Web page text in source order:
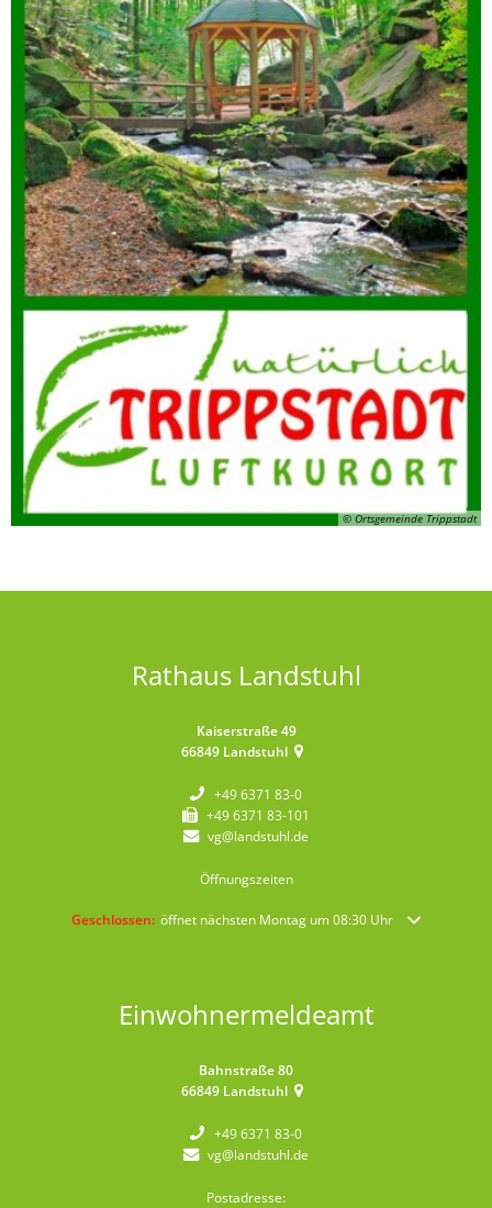
© Ortsgemeinde Trippstadt
Rathaus Landstuhl
Kaiserstraße 49
66849 Landstuhl
+49 6371 83-0
+49 6371 83-101
vg@landstuhl.de
Öffnungszeiten
Klicken, um weitere Öffnungs- oder Schließzeiten auszublenden
Geschlossen: öffnet nächsten Montag um 08:30 Uhr
Einwohnermeldeamt
Bahnstraße 80
66849 Landstuhl
+49 6371 83-0
vg@landstuhl.de
Postadresse: